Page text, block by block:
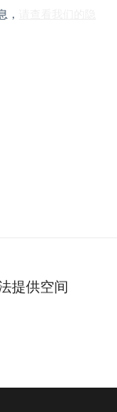
提供空间